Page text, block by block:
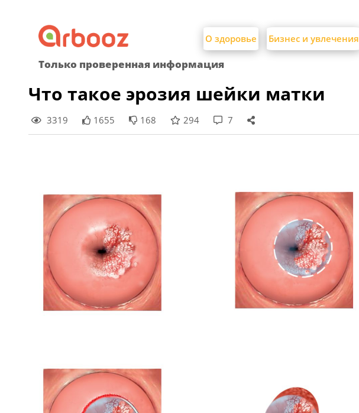
content
О здоровье Бизнес и увлечения
Только проверенная информация
Что такое эрозия шейки матки
3319 1655 168 294 7